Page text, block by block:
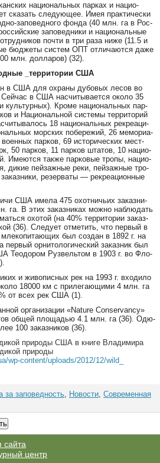
на­ци­о­наль­ных пар­ках и на­ци­о­
ска­зать сле­ду­ю­щее. Имея прак­ти­чес­ки
за­по­вед­но­го фон­да (40 млн. га в Рос­
за­по­вед­ни­ки и на­ци­о­наль­ные
поч­ти в три ра­за ни­же (11.5 и
бюд­же­ты сис­тем ОПТ от­ли­ча­ют­ся да­же
млн. дол­ла­ров) (32).
_тер­ри­то­рии США
в США для ох­ра­ны ду­бо­вых ле­сов во
в США нас­чи­ты­ва­ет­ся око­ло 35
куль­тур­ных). Кро­ме на­ци­о­наль­ных пар­
и На­ци­о­наль­ной сис­те­мы тер­ри­то­рий
18 на­ци­о­наль­ных рек­ре­а­ци­
морс­ких по­бе­ре­жий, 26 ме­мо­ри­а­
пар­ков, 69 ис­то­ри­чес­ких мест­
50 пар­ков, 11 пар­ков шта­тов, 10 на­ци­о­
Име­ют­ся так­же пар­ко­вые тро­пы, на­ци­о­
ди­кие пей­заж­ные ре­ки, пей­заж­ные тро­
ре­зер­ва­ты — рек­ре­а­ци­он­ные
США име­ла 475 охот­ничь­их за­каз­ни­
га. В этих за­каз­ни­ках мож­но наб­лю­дать
охо­той (на 40% тер­ри­то­рии за­каз­
(36). Сле­ду­ет от­ме­тить, что пер­вый в
был соз­дан в 1892 г. на
ор­ни­то­ло­ги­чес­кий за­каз­ник был
Те­о­до­ром Руз­вель­том в 1903 г. во Фло­
и жи­во­пис­ных рек на 1993 г. вхо­ди­ло
18000 км с при­ле­га­ю­щи­ми 4 млн. га
от всех рек США (1).
ор­га­ни­за­ции «Nature Conservancy»
об­щей пло­щадью 4.1 млн. га (36). Одю­
100 за­каз­ни­ков (36).
природы США в книге Владимира
природы
wp-content/uploads/2012/12/wild_
за заповедность, Новости, Современная
сайта
центр